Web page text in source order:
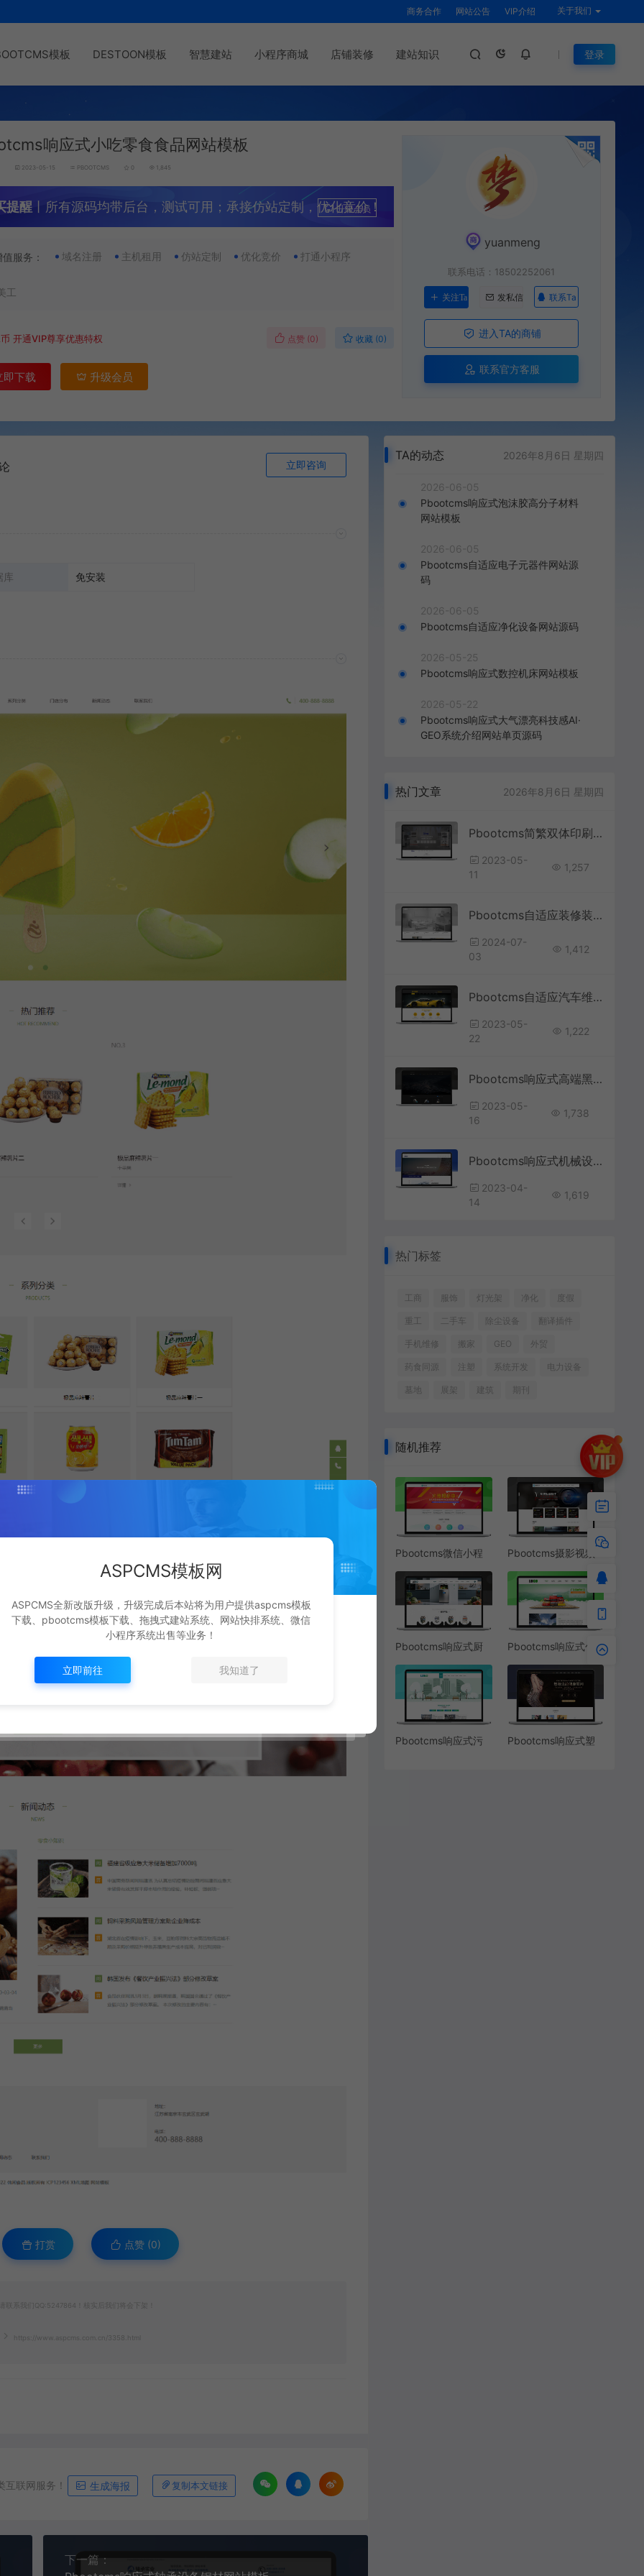
商务合作 网站公告 VIP介绍 关于我们
模板 DESTOON模板 智慧建站 小程序商城 店铺装修 建站知识 登录
响应式小吃零食食品网站模板
2023-05-15 PBOOTCMS 0 1,845
提醒 丨所有源码均带后台，测试可用；承接仿站定制，优化竞价！
升级会员
值服务： 域名注册 主机租用 仿站定制 优化竞价 打通小程序
工
币开通VIP尊享优惠特权 点赞 (0) 收藏 (0)
即下载 升级会员
yuanmeng
联系电话：18502252061
关注Ta 发私信 联系Ta
进入TA的商铺
联系官方客服
立即咨询
库 免安装
打赏 点赞 (0)
系我们QQ:5247864！核实后我们将会下架！
https://www.aspcms.com.cn/3358.html
联网服务！ 生成海报 复制本文链接
下一篇：
TA的动态 2026年8月6日 星期四
2026-06-05
Pbootcms响应式泡沫胶高分子材料
网站模板
2026-06-05
Pbootcms自适应电子元器件网站源
码
2026-06-05
Pbootcms自适应净化设备网站源码
2026-05-25
Pbootcms响应式数控机床网站模板
2026-05-22
Pbootcms响应式大气漂亮科技感AI·
GEO系统介绍网站单页源码
热门文章 2026年8月6日 星期四
Pbootcms简繁双体印刷喷码机械设备网站模板
2023-05-
11
1,257
Pbootcms自适应装修装潢公司网站源码
2024-07-
03
1,412
Pbootcms自适应汽车维修网站模板
2023-05-
22
1,222
Pbootcms响应式高端黑色品牌官网源码
2023-05-
16
1,738
Pbootcms响应式机械设备类网站源码
2023-04-
14
1,619
热门标签
工商 服饰 灯光架 净化 度假
重工 二手车 除尘设备 翻译插件
手机维修 搬家 GEO 外贸
药食同源 注塑 系统开发 电力设备
墓地 展架 建筑 期刊
随机推荐
Pbootcms微信小程
模板
Pbootcms摄影视频
Pbootcms响应式厨
模板
Pbootcms响应式包
板
Pbootcms响应式污
Pbootcms响应式塑
ASPCMS模板网
ASPCMS全新改版升级，升级完成后本站将为用户提供aspcms模板
下载、pbootcms模板下载、拖拽式建站系统、网站快排系统、微信
小程序系统出售等业务！
立即前往 我知道了